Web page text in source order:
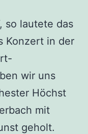
so lautete das
Konzert in der
wir uns
Höchst
mit
geholt.